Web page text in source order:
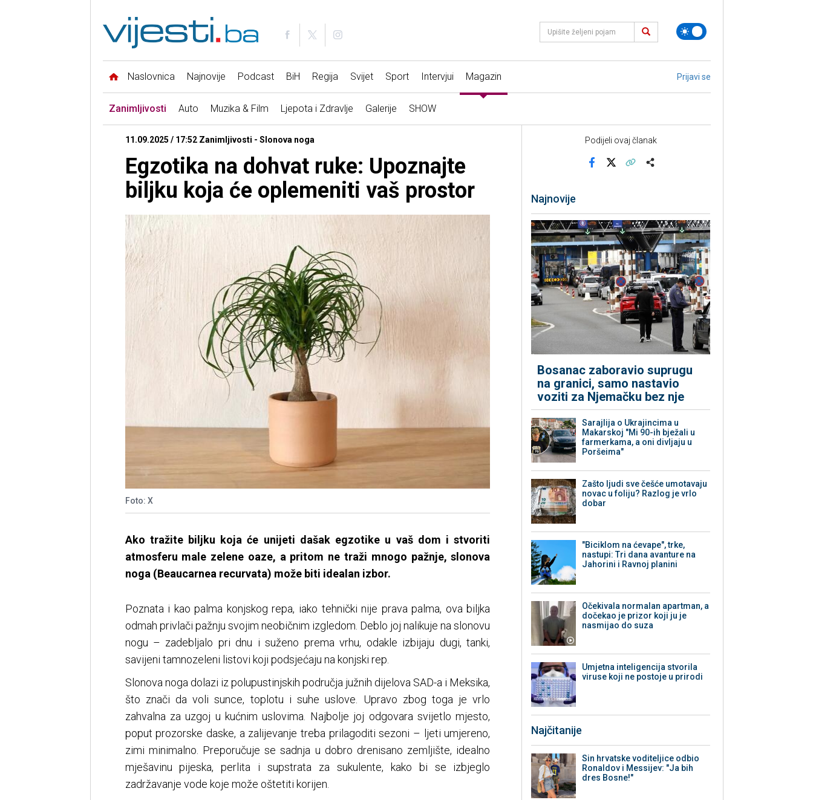
Naslovnica Najnovije Podcast BiH Regija Svijet Sport Intervjui Magazin Prijavi se
Zanimljivosti Auto Muzika & Film Ljepota i Zdravlje Galerije SHOW
11.09.2025 / 17:52 Zanimljivosti - Slonova noga
Egzotika na dohvat ruke: Upoznajte
biljku koja će oplemeniti vaš prostor
Foto: X
Ako tražite biljku koja će unijeti dašak egzotike u vaš dom i stvoriti
atmosferu male zelene oaze, a pritom ne traži mnogo pažnje, slonova
noga (Beaucarnea recurvata) može biti idealan izbor.
Poznata i kao palma konjskog repa, iako tehnički nije prava palma, ova biljka
odmah privlači pažnju svojim neobičnim izgledom. Deblo joj nalikuje na slonovu
nogu – zadebljalo pri dnu i suženo prema vrhu, odakle izbijaju dugi, tanki,
savijeni tamnozeleni listovi koji podsjećaju na konjski rep.
Slonova noga dolazi iz polupustinjskih područja južnih dijelova SAD-a i Meksika,
što znači da voli sunce, toplotu i suhe uslove. Upravo zbog toga je vrlo
zahvalna za uzgoj u kućnim uslovima. Najbolje joj odgovara svijetlo mjesto,
poput prozorske daske, a zalijevanje treba prilagoditi sezoni – ljeti umjereno,
zimi minimalno. Preporučuje se sadnja u dobro drenisano zemljište, idealno
mješavinu pijeska, perlita i supstrata za sukulente, kako bi se izbjeglo
zadržavanje vode koje može oštetiti korijen.
Podijeli ovaj članak
Najnovije
Bosanac zaboravio suprugu
na granici, samo nastavio
voziti za Njemačku bez nje
Sarajlija o Ukrajincima u
Makarskoj "Mi 90-ih bježali u
farmerkama, a oni divljaju u
Poršeima"
Zašto ljudi sve češće umotavaju
novac u foliju? Razlog je vrlo
dobar
"Biciklom na ćevape", trke,
nastupi: Tri dana avanture na
Jahorini i Ravnoj planini
Očekivala normalan apartman, a
dočekao je prizor koji ju je
nasmijao do suza
Umjetna inteligencija stvorila
viruse koji ne postoje u prirodi
Najčitanije
Sin hrvatske voditeljice odbio
Ronaldov i Messijev: "Ja bih
dres Bosne!"